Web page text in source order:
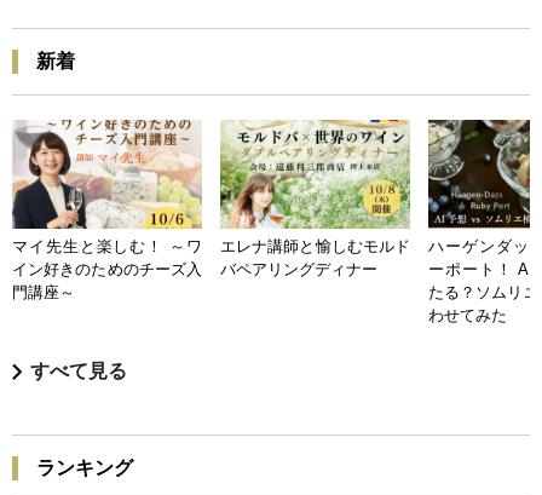
新着
マイ先生と楽しむ！ ～ワ
イン好きのためのチーズ入
門講座～
エレナ講師と愉しむモルド
バペアリングディナー
ハーゲンダッ
ーポート！ AI
たる？ソムリ
わせてみた
すべて見る
ランキング